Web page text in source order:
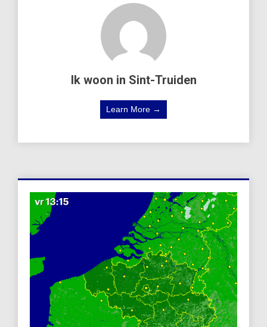
Ik woon in Sint-Truiden
Learn More →